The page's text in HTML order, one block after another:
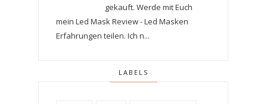
gekauft. Werde mit Euch
mein Led Mask Review - Led Masken
Erfahrungen teilen. Ich n...
LABELS